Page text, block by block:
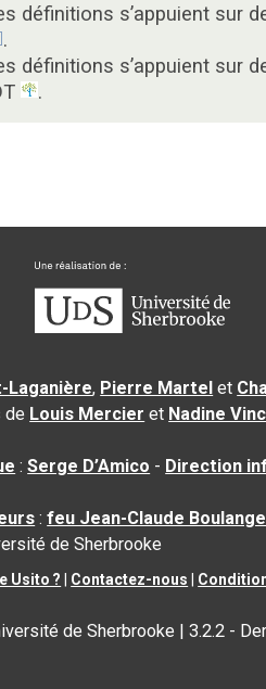
définitions s’appuient sur
.
définitions s’appuient sur
.
Laganière, Pierre Martel et
de Louis Mercier et Nadine
:Serge D’Amico - Direction
:feu Jean-Claude
de Sherbrooke
Usito ? Contactez-nous
de Sherbrooke |3.2.2 -